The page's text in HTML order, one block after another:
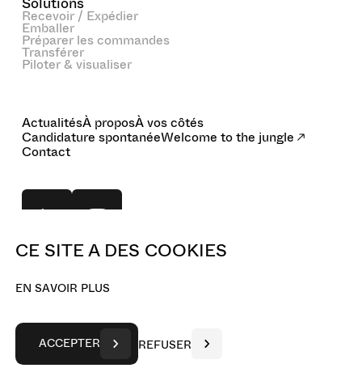
CE SITE A DES COOKIES
EN SAVOIR PLUS
ACCEPTER REFUSER
Recevoir / Expédier
Emballer
Préparer les commandes
Transférer
Piloter & visualiser
ActualitésÀ proposÀ vos côtés
Candidature spontanéeWelcome to the jungle
Contact